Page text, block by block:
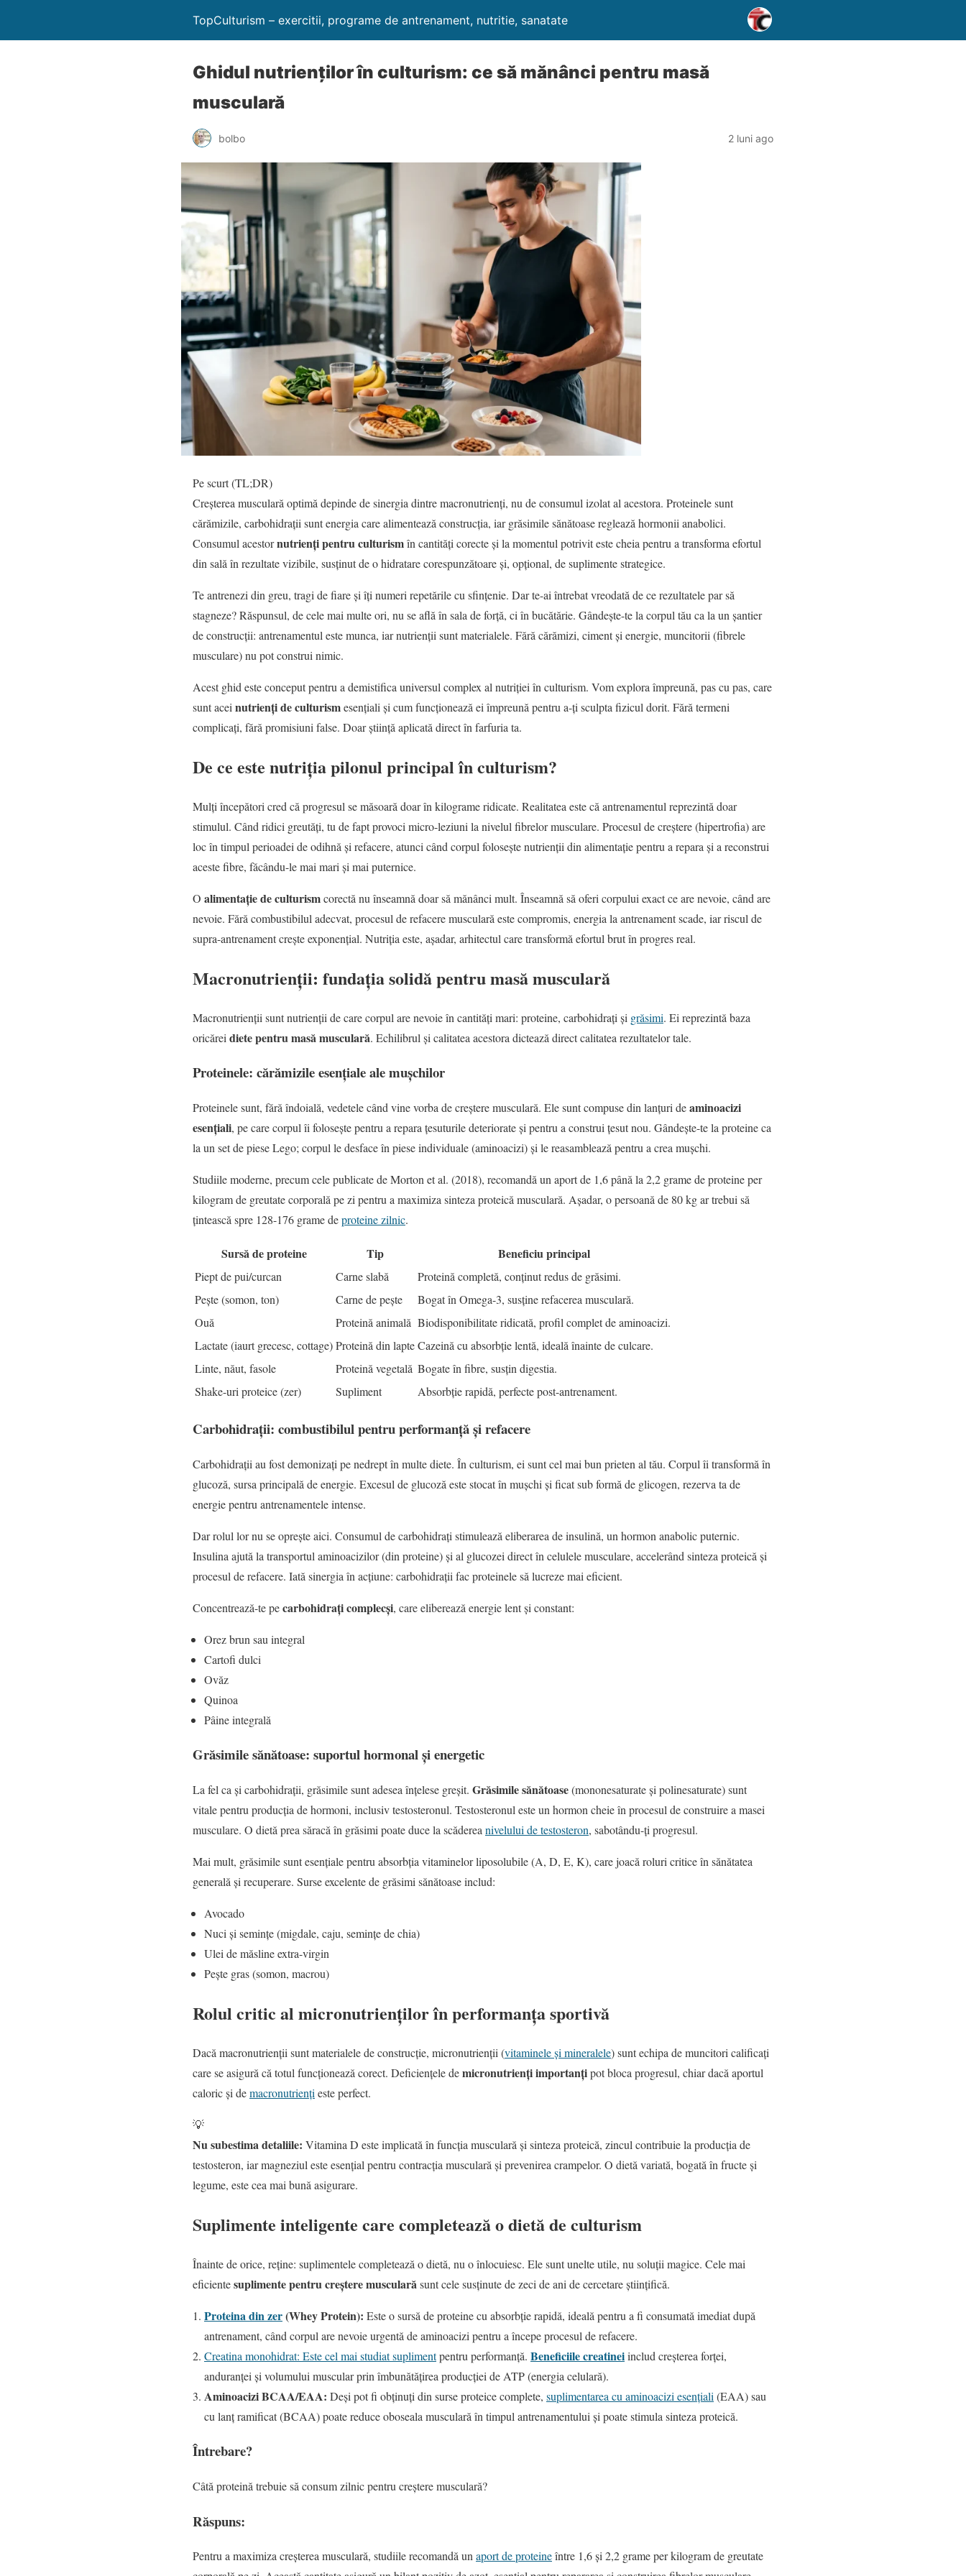
TopCulturism – exercitii, programe de antrenament, nutritie, sanatate
Ghidul nutrienților în culturism: ce să mănânci pentru masă
musculară
bolbo 2 luni ago
Pe scurt (TL;DR)
Creșterea musculară optimă depinde de sinergia dintre macronutrienți, nu de consumul izolat al acestora. Proteinele sunt
cărămizile, carbohidrații sunt energia care alimentează construcția, iar grăsimile sănătoase reglează hormonii anabolici.
Consumul acestornutrienți pentru culturismîn cantități corecte și la momentul potrivit este cheia pentru a transforma efortul
din sală în rezultate vizibile, susținut de o hidratare corespunzătoare și, opțional, de suplimente strategice.
Te antrenezi din greu, tragi de fiare și îți numeri repetările cu sfințenie. Dar te-ai întrebat vreodată de ce rezultatele par să
stagneze? Răspunsul, de cele mai multe ori, nu se află în sala de forță, ci în bucătărie. Gândește-te la corpul tău ca la un șantier
de construcții: antrenamentul este munca, iar nutrienții sunt materialele. Fără cărămizi, ciment și energie, muncitorii (fibrele
musculare) nu pot construi nimic.
Acest ghid este conceput pentru a demistifica universul complex al nutriției în culturism. Vom explora împreună, pas cu pas, care
sunt acei nutrienți de culturismesențiali și cum funcționează ei împreună pentru a-ți sculpta fizicul dorit. Fără termeni
complicați, fără promisiuni false. Doar știință aplicată direct în farfuria ta.
De ce este nutriția pilonul principal în culturism?
Mulți începători cred că progresul se măsoară doar în kilograme ridicate. Realitatea este că antrenamentul reprezintă doar
stimulul. Când ridici greutăți, tu de fapt provoci micro-leziuni la nivelul fibrelor musculare. Procesul de creștere (hipertrofia) are
loc în timpul perioadei de odihnă și refacere, atunci când corpul folosește nutrienții din alimentație pentru a repara și a reconstrui
aceste fibre, făcându-le mai mari și mai puternice.
O alimentație de culturismcorectă nu înseamnă doar să mănânci mult. Înseamnă să oferi corpului exact ce are nevoie, când are
nevoie. Fără combustibilul adecvat, procesul de refacere musculară este compromis, energia la antrenament scade, iar riscul de
supra-antrenament crește exponențial. Nutriția este, așadar, arhitectul care transformă efortul brut în progres real.
Macronutrienții: fundația solidă pentru masă musculară
Macronutrienții sunt nutrienții de care corpul are nevoie în cantități mari: proteine, carbohidrați și grăsimi. Ei reprezintă baza
oricărei diete pentru masă musculară. Echilibrul și calitatea acestora dictează direct calitatea rezultatelor tale.
Proteinele: cărămizile esențiale ale mușchilor
Proteinele sunt, fără îndoială, vedetele când vine vorba de creștere musculară. Ele sunt compuse din lanțuri deaminoacizi
esențiali, pe care corpul îi folosește pentru a repara țesuturile deteriorate și pentru a construi țesut nou. Gândește-te la proteine ca
la un set de piese Lego; corpul le desface în piese individuale (aminoacizi) și le reasamblează pentru a crea mușchi.
Studiile moderne, precum cele publicate de Morton et al. (2018), recomandă un aport de 1,6 până la 2,2 grame de proteine per
kilogram de greutate corporală pe zi pentru a maximiza sinteza proteică musculară. Așadar, o persoană de 80 kg ar trebui să
țintească spre 128-176 grame deproteine zilnic.
Sursă de proteine Tip Beneficiu principal
Piept de pui/curcan Carne slabă
Proteină completă, conținut redus de grăsimi.
Pește (somon, ton)
Carne de pește
Bogat în Omega-3, susține refacerea musculară.
Ouă
Proteină animală Biodisponibilitate ridicată, profil complet de aminoacizi.
Lactate (iaurt grecesc, cottage)Proteină din lapteCazeină cu absorbție lentă, ideală înainte de culcare.
Linte, năut, fasole
Proteină vegetală Bogate în fibre, susțin digestia.
Shake-uri proteice (zer)
Supliment Absorbție rapidă, perfecte post-antrenament.
Carbohidrații: combustibilul pentru performanță și refacere
Carbohidrații au fost demonizați pe nedrept în multe diete. În culturism, ei sunt cel mai bun prieten al tău. Corpul îi transformă în
glucoză, sursa principală de energie. Excesul de glucoză este stocat în mușchi și ficat sub formă de glicogen, rezerva ta de
energie pentru antrenamentele intense.
Dar rolul lor nu se oprește aici. Consumul de carbohidrați stimulează eliberarea de insulină, un hormon anabolic puternic.
Insulina ajută la transportul aminoacizilor (din proteine) și al glucozei direct în celulele musculare, accelerând sinteza proteică și
procesul de refacere. Iată sinergia în acțiune: carbohidrații fac proteinele să lucreze mai eficient.
Concentrează-te pecarbohidrați complecși, care eliberează energie lent și constant:
Orez brun sau integral
Cartofi dulci
Ovăz
Quinoa
Pâine integrală
Grăsimile sănătoase: suportul hormonal și energetic
La fel ca și carbohidrații, grăsimile sunt adesea înțelese greșit. Grăsimile sănătoase(mononesaturate și polinesaturate) sunt
vitale pentru producția de hormoni, inclusiv testosteronul. Testosteronul este un hormon cheie în procesul de construire a masei
musculare. O dietă prea săracă în grăsimi poate duce la scăderea nivelului de testosteron, sabotându-ți progresul.
Mai mult, grăsimile sunt esențiale pentru absorbția vitaminelor liposolubile (A, D, E, K), care joacă roluri critice în sănătatea
generală și recuperare. Surse excelente de grăsimi sănătoase includ:
Avocado
Nuci și semințe (migdale, caju, semințe de chia)
Ulei de măsline extra-virgin
Pește gras (somon, macrou)
Rolul critic al micronutrienților în performanța sportivă
Dacă macronutrienții sunt materialele de construcție, micronutrienții (vitaminele și mineralele) sunt echipa de muncitori calificați
care se asigură că totul funcționează corect. Deficiențele demicronutrienți importanțipot bloca progresul, chiar dacă aportul
caloric și demacronutrienți este perfect.
💡
Nu subestima detaliile: Vitamina D este implicată în funcția musculară și sinteza proteică, zincul contribuie la producția de
testosteron, iar magneziul este esențial pentru contracția musculară și prevenirea crampelor. O dietă variată, bogată în fructe și
legume, este cea mai bună asigurare.
Suplimente inteligente care completează o dietă de culturism
Înainte de orice, reține: suplimentele completează o dietă, nu o înlocuiesc. Ele sunt unelte utile, nu soluții magice. Cele mai
eficientesuplimente pentru creștere musculară sunt cele susținute de zeci de ani de cercetare științifică.
Proteina din zer(Whey Protein): Este o sursă de proteine cu absorbție rapidă, ideală pentru a fi consumată imediat după
antrenament, când corpul are nevoie urgentă de aminoacizi pentru a începe procesul de refacere.
Creatina monohidrat: Este cel mai studiat suplimentpentru performanță. Beneficiile creatineiinclud creșterea forței,
anduranței și volumului muscular prin îmbunătățirea producției de ATP (energia celulară).
Aminoacizi BCAA/EAA: Deși pot fi obținuți din surse proteice complete, suplimentarea cu aminoacizi esențiali (EAA) sau
cu lanț ramificat (BCAA) poate reduce oboseala musculară în timpul antrenamentului și poate stimula sinteza proteică.
Întrebare?
Câtă proteină trebuie să consum zilnic pentru creștere musculară?
Răspuns:
Pentru a maximiza creșterea musculară, studiile recomandă unaport de proteineîntre 1,6 și 2,2 grame per kilogram de greutate